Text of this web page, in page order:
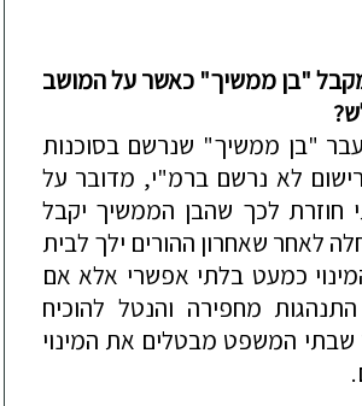
"בן ממשיך" כאשר על המושב
"בן ממשיך" שנרשם בסוכנות
לא נרשם ברמ"י, מדובר על
חוזרת לכך שהבן הממשיך יקבל
לאחר שאחרון ההורים ילך לבית
כמעט בלתי אפשרי אלא אם
התנהגות מחפירה והנטל להוכיח
המשפט מבטלים את המינוי